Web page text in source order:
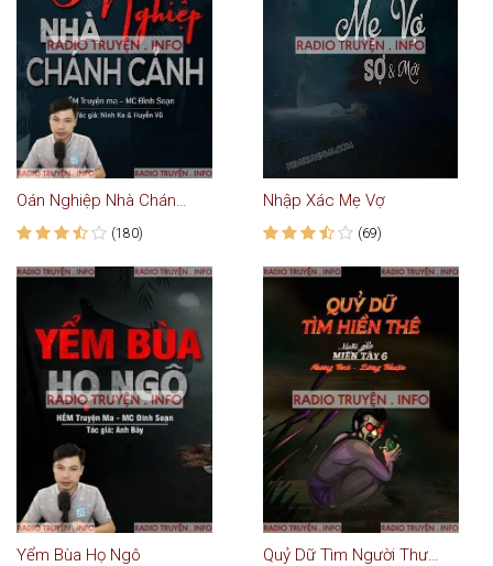
Oán Nghiệp Nhà Chánh Cảnh
(180)
Nhập Xác Mẹ Vợ
(69)
Yểm Bùa Họ Ngô Quỷ Dữ Tìm Người Thương